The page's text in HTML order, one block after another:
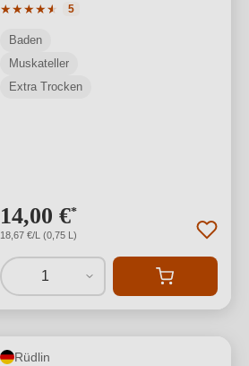
★★★★★
★
Durchschnittliche Bewertung von 4.8
5
Baden
Muskateller
Extra Trocken
14,00 €*
18,67 €/L (0,75 L)
1
Rüdlin